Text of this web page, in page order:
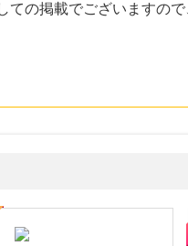
の掲載でございますの
と高価買取を実現！ブランド